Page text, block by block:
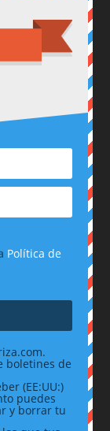
Política de
boletines de
(EE:UU:)
puedes
y borrar tu